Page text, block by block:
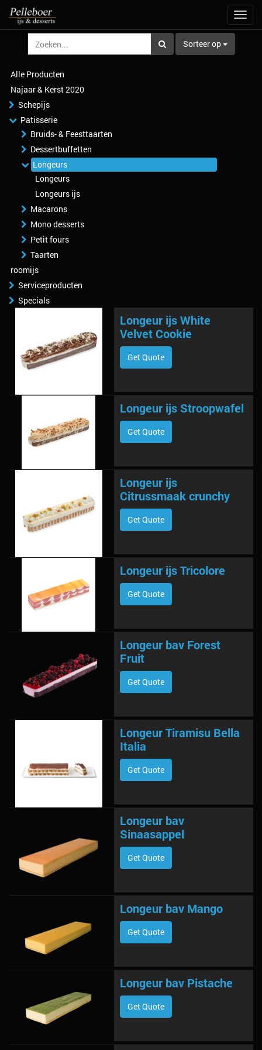
aan/
Sorteer op
Alle Producten
Najaar & Kerst 2020
Schepijs
Patisserie
Bruids- & Feesttaarten
Dessertbuffetten
Longeurs
Longeurs
Longeurs ijs
Macarons
Mono desserts
Petit fours
Taarten
roomijs
Serviceproducten
Specials
Longeur ijs White
Velvet Cookie
Get Quote
Longeur ijs Stroopwafel
Get Quote
Longeur ijs
Citrussmaak crunchy
Get Quote
Longeur ijs Tricolore
Get Quote
Longeur bav Forest
Fruit
Get Quote
Longeur Tiramisu Bella
Italia
Get Quote
Longeur bav
Sinaasappel
Get Quote
Longeur bav Mango
Get Quote
Longeur bav Pistache
Get Quote